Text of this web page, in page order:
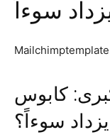
سوءاً
كابوس
سوءاً؟